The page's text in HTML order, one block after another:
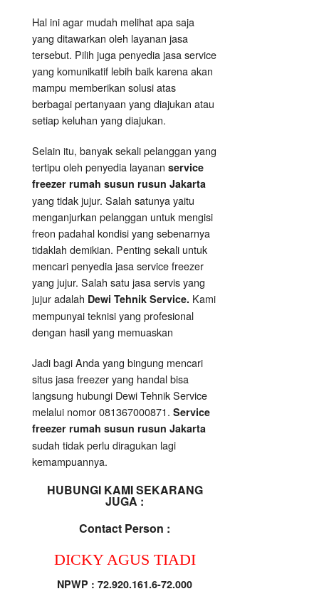
Hal ini agar mudah melihat apa saja
yang ditawarkan oleh layanan jasa
tersebut. Pilih juga penyedia jasa service
yang komunikatif lebih baik karena akan
mampu memberikan solusi atas
berbagai pertanyaan yang diajukan atau
setiap keluhan yang diajukan.
Selain itu, banyak sekali pelanggan yang
tertipu oleh penyedia layanan service
freezer rumah susun rusun Jakarta
yang tidak jujur. Salah satunya yaitu
menganjurkan pelanggan untuk mengisi
freon padahal kondisi yang sebenarnya
tidaklah demikian. Penting sekali untuk
mencari penyedia jasa service freezer
yang jujur. Salah satu jasa servis yang
jujur adalah Dewi Tehnik Service. Kami
mempunyai teknisi yang profesional
dengan hasil yang memuaskan
Jadi bagi Anda yang bingung mencari
situs jasa freezer yang handal bisa
langsung hubungi Dewi Tehnik Service
melalui nomor 081367000871. Service
freezer rumah susun rusun Jakarta
sudah tidak perlu diragukan lagi
kemampuannya.
HUBUNGI KAMI SEKARANG
JUGA :
Contact Person :
DICKY AGUS TIADI
NPWP : 72.920.161.6-72.000